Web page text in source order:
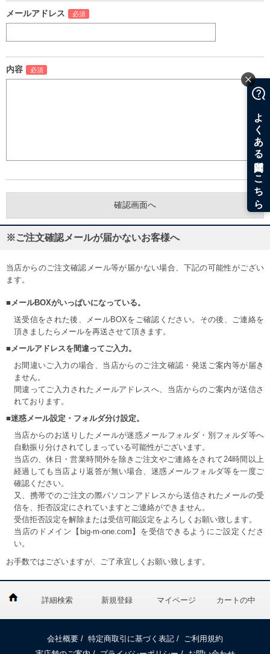
メールアドレス
内容
※ご注文確認メールが届かないお客様へ
当店からのご注文確認メール等が届かない場合、下記の可能性がござい
ます。
■メールBOXがいっぱいになっている。
送受信をされた後、メールBOXをご確認ください。その後、ご連絡を
頂きましたらメールを再送させて頂きます。
■メールアドレスを間違ってご入力。
お間違いご入力の場合、当店からのご注文確認・発送ご案内等が届き
ません。
間違ってご入力されたメールアドレスへ、当店からのご案内が送信さ
れております。
■迷惑メール設定・フォルダ分け設定。
当店からのお送りしたメールが迷惑メールフォルダ・別フォルダ等へ
自動振り分けされてしまっている可能性がございます。
当店の、休日・営業時間外を除きご注文やご連絡をされて24時間以上
経過しても当店より返答が無い場合、迷惑メールフォルダ等を一度ご
確認ください。
又、携帯でのご注文の際パソコンアドレスから送信されたメールの受
信を、拒否設定にされていますとご連絡ができません。
受信拒否設定を解除または受信可能設定をよろしくお願い致します。
当店のドメイン【big-m-one.com】を受信できるようにご設定くださ
い。
お手数ではございますが、ご了承宜しくお願い致します。
詳細検索 新規登録 マイページ カートの中
会社概要 / 特定商取引に基づく表記 /
ご利用規約